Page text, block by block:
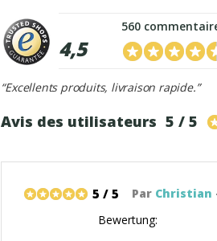
4,5
560
“Excellents produits, livraison rapide.”
Avis des utilisateurs 5 / 5
Par Christian
5 / 5
Bewertung: